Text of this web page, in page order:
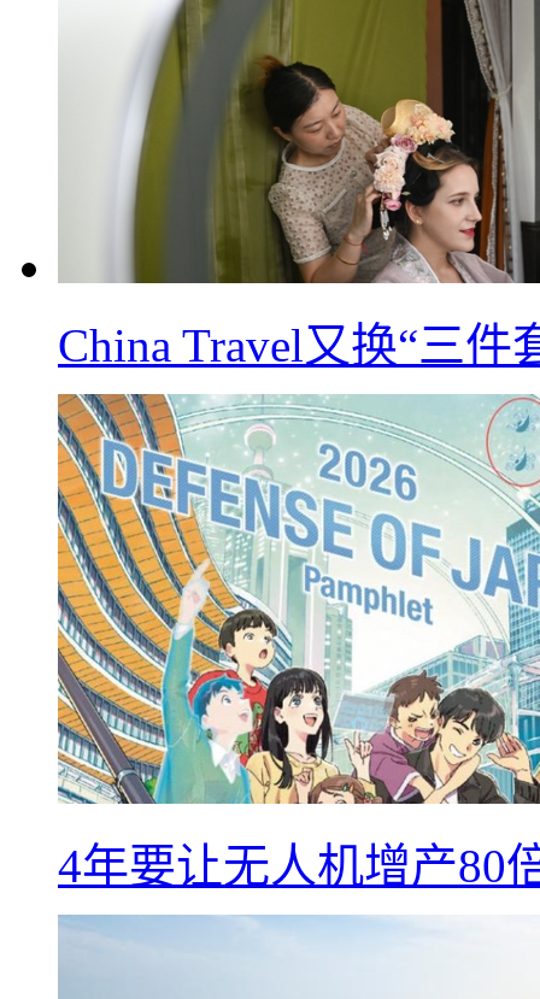
China Travel又换“三
4年要让无人机增产80